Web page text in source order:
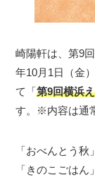
崎陽軒は、第9
年10月1日（金
て「第9回横浜
す。※内容は通
「おべんとう
「きのこごは